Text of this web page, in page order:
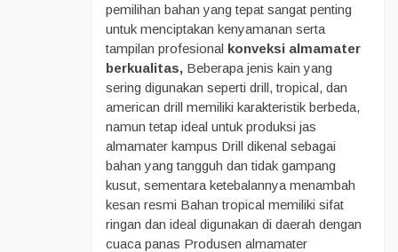
pemilihan bahan yang tepat sangat penting
untuk menciptakan kenyamanan serta
tampilan profesional konveksi almamater
berkualitas,Beberapa jenis kain yang
sering digunakan seperti drill, tropical, dan
american drill memiliki karakteristik berbeda,
namun tetap ideal untuk produksi jas
almamater kampus Drill dikenal sebagai
bahan yang tangguh dan tidak gampang
kusut, sementara ketebalannya menambah
kesan resmi Bahan tropical memiliki sifat
ringan dan ideal digunakan di daerah dengan
cuaca panas Produsen almamater